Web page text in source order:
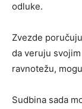
odluke.
Zvezde
da veruju
ravnotežu,
Sudbina sada